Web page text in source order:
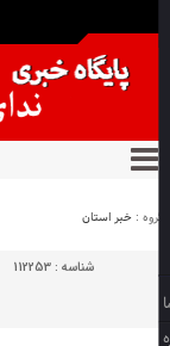
:خبر استان
شناسه :112253